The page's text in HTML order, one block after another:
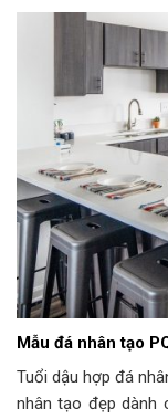
Mẫu đá nhân tạo
Tuổi dậu hợp đá
nhân tạo đẹp dành